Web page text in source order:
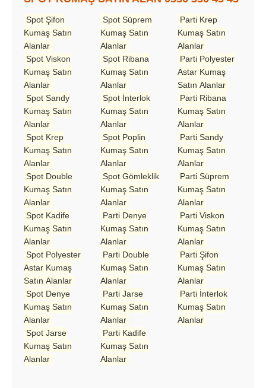
Spot Şifon
Kumaş Satın
Alanlar
Spot Viskon
Kumaş Satın
Alanlar
Spot Sandy
Kumaş Satın
Alanlar
Spot Krep
Kumaş Satın
Alanlar
Spot Double
Kumaş Satın
Alanlar
Spot Kadife
Kumaş Satın
Alanlar
Spot Polyester
Astar Kumaş
Satın Alanlar
Spot Denye
Kumaş Satın
Alanlar
Spot Jarse
Kumaş Satın
Alanlar
Spot Süprem
Kumaş Satın
Alanlar
Spot Ribana
Kumaş Satın
Alanlar
Spot İnterlok
Kumaş Satın
Alanlar
Spot Poplin
Kumaş Satın
Alanlar
Spot Gömleklik
Kumaş Satın
Alanlar
Parti Denye
Kumaş Satın
Alanlar
Parti Double
Kumaş Satın
Alanlar
Parti Jarse
Kumaş Satın
Alanlar
Parti Kadife
Kumaş Satın
Alanlar
Parti Krep
Kumaş Satın
Alanlar
Parti Polyester
Astar Kumaş
Satın Alanlar
Parti Ribana
Kumaş Satın
Alanlar
Parti Sandy
Kumaş Satın
Alanlar
Parti Süprem
Kumaş Satın
Alanlar
Parti Viskon
Kumaş Satın
Alanlar
Parti Şifon
Kumaş Satın
Alanlar
Parti İnterlok
Kumaş Satın
Alanlar